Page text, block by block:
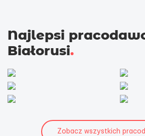
Najlepsi
Białorusi.
Zobacz wszystkich